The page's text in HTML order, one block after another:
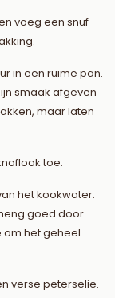
voeg een snuf
in een ruime pan.
smaak afgeven
maar laten
toe.
het kookwater.
goed door.
om het geheel
verse peterselie.